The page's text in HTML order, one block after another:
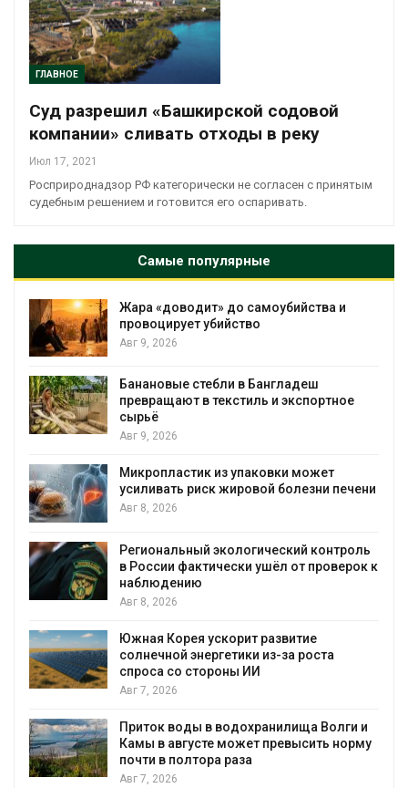
ГЛАВНОЕ
Суд разрешил «Башкирской содовой
компании» сливать отходы в реку
Июл 17, 2021
Росприроднадзор РФ категорически не согласен с принятым
судебным решением и готовится его оспаривать.
Самые популярные
Жара «доводит» до самоубийства и
провоцирует убийство
Авг 9, 2026
Банановые стебли в Бангладеш
превращают в текстиль и экспортное
сырьё
Авг 9, 2026
Микропластик из упаковки может
усиливать риск жировой болезни печени
Авг 8, 2026
Региональный экологический контроль
в России фактически ушёл от проверок к
наблюдению
Авг 8, 2026
Южная Корея ускорит развитие
солнечной энергетики из-за роста
спроса со стороны ИИ
Авг 7, 2026
Приток воды в водохранилища Волги и
Камы в августе может превысить норму
почти в полтора раза
Авг 7, 2026